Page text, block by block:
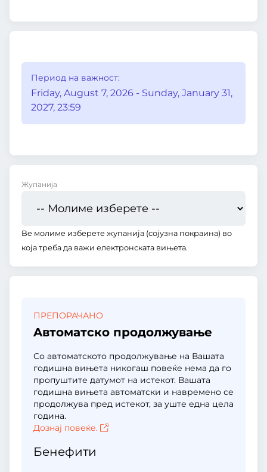
Период на важност:
Friday, August 7, 2026 - Sunday, January 31,
2027, 23:59
Жупанија
Be молиме изберете жупанија (сојузна покраина) во
која треба да важи електронската вињета.
ПРЕПОРАЧАНО
Aвтоматско продолжување
Со автоматското продолжување на Вашата
годишна вињета никогаш повеќе нема да го
пропуштите датумот на истекот. Вашата
годишна вињета автоматски и навремено се
продолжува пред истекот, за уште една цела
година.
Дознај повеќе.
Бенефити